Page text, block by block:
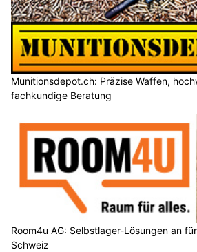
Munitionsdepot.ch: Präzise Waffen,
fachkundige Beratung
Room4u AG: Selbstlager-Lösungen an
Schweiz